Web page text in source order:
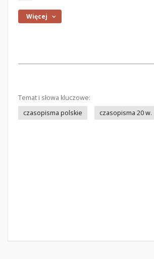
Więcej
Temat i słowa kluczowe:
czasopisma polskie
czasopisma 20 w.